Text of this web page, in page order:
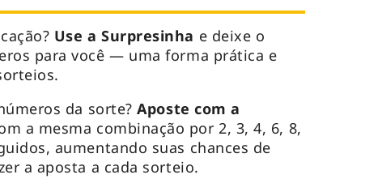
Use a Surpresinha e deixe o
para você — uma forma prática e
da sorte? Aposte com a
a mesma combinação por 2, 3, 4, 6, 8,
aumentando suas chances de
a aposta a cada sorteio.